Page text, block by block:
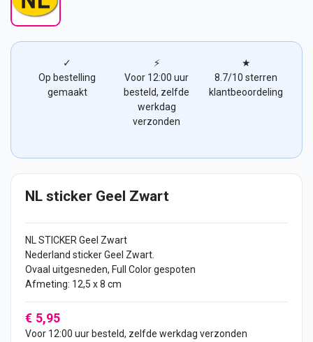
✓
Op bestelling
gemaakt
⚡
Voor 12:00 uur
besteld, zelfde
werkdag
verzonden
★
8.7/10 sterren
klantbeoordeling
NL sticker Geel Zwart
NL STICKER Geel Zwart
Nederland sticker Geel Zwart.
Ovaal uitgesneden, Full Color gespoten
Afmeting: 12,5 x 8 cm
€ 5,95
Voor 12:00 uur besteld, zelfde werkdag verzonden